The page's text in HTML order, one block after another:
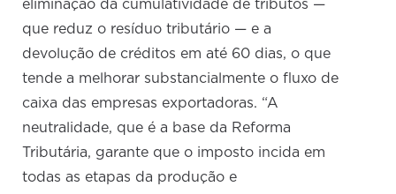
eliminação da cumulatividade de tributos —
que reduz o resíduo tributário — e a
devolução de créditos em até 60 dias, o que
tende a melhorar substancialmente o fluxo de
caixa das empresas exportadoras. “A
neutralidade, que é a base da Reforma
Tributária, garante que o imposto incida em
todas as etapas da produção e